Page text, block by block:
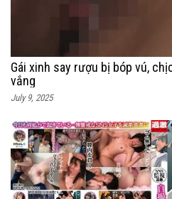
Gái xinh say rượu bị bóp vú,
vắng
July 9, 2025